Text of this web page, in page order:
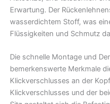
Erwartung. Der
wasserdichtem Stoff, was
Flüssigkeiten und Schmutz
Die schnelle Montage und
bemerkenswerte Merkmale
Klickverschlusses an der
Klickverschlusses und der